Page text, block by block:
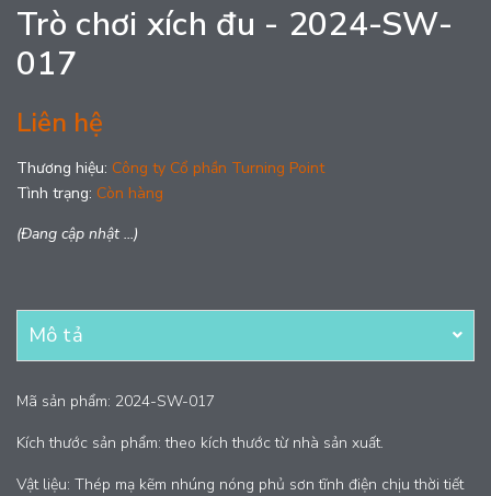
Trò chơi xích đu - 2024-SW-
017
Liên hệ
Thương hiệu: Công ty Cổ phần Turning Point
Tình trạng: Còn hàng
(Đang cập nhật ...)
Mô tả
Mã sản phẩm: 2024-SW-017
Kích thước sản phẩm: theo kích thước từ nhà sản xuất.
Vật liệu: Thép mạ kẽm nhúng nóng phủ sơn tĩnh điện chịu thời tiết